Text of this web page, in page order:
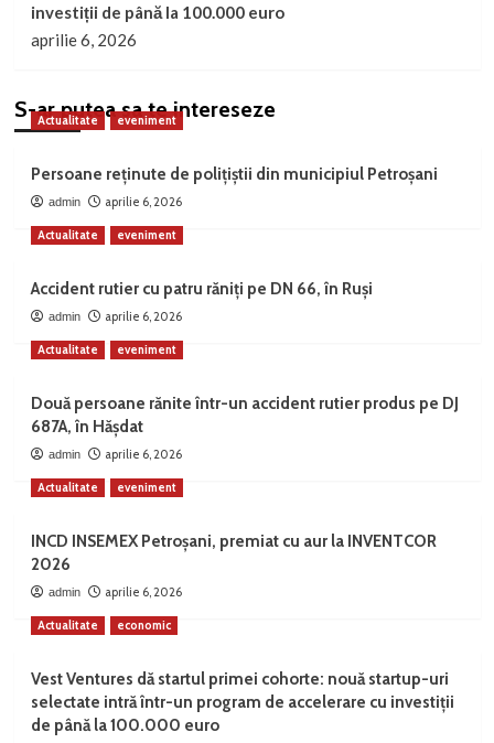
investiții de până la 100.000 euro
aprilie 6, 2026
S-ar putea sa te intereseze
Actualitate eveniment
Persoane reținute de polițiștii din municipiul Petroșani
admin aprilie 6, 2026
Actualitate eveniment
Accident rutier cu patru răniți pe DN 66, în Ruși
admin aprilie 6, 2026
Actualitate eveniment
Două persoane rănite într-un accident rutier produs pe DJ
687A, în Hășdat
admin aprilie 6, 2026
Actualitate eveniment
INCD INSEMEX Petroșani, premiat cu aur la INVENTCOR
2026
admin aprilie 6, 2026
Actualitate economic
Vest Ventures dă startul primei cohorte: nouă startup-uri
selectate intră într-un program de accelerare cu investiții
de până la 100.000 euro